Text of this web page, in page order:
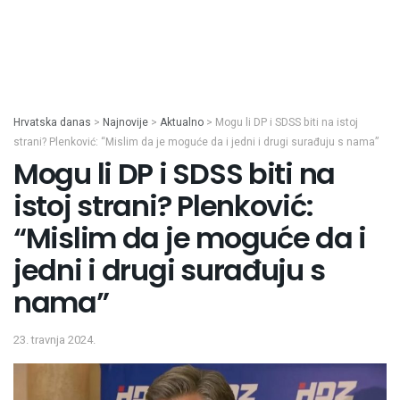
Hrvatska danas > Najnovije > Aktualno > Mogu li DP i SDSS biti na istoj
strani? Plenković: “Mislim da je moguće da i jedni i drugi surađuju s nama”
Mogu li DP i SDSS biti na
istoj strani? Plenković:
“Mislim da je moguće da i
jedni i drugi surađuju s
nama”
23. travnja 2024.